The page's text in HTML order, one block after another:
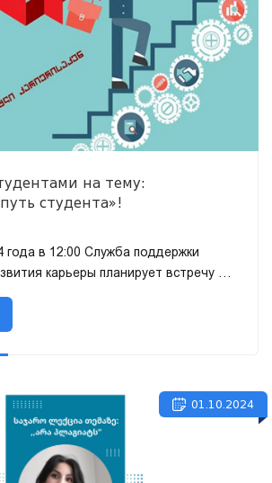
на тему:
студента»!
года в 12:00 Служба поддержки
карьеры планирует встречу со
гуманитарно-
университета.
01.10.2024